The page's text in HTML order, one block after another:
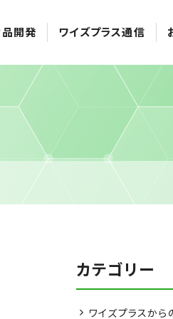
開発 ワイズプラス通信
カテゴリー
ワイズプラスから